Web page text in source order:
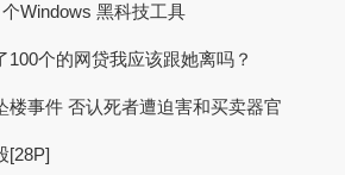
Windows 黑科技工具
100个的网贷我应该跟她离吗？
楼事件 否认死者遭迫害和买卖器官
[28P]